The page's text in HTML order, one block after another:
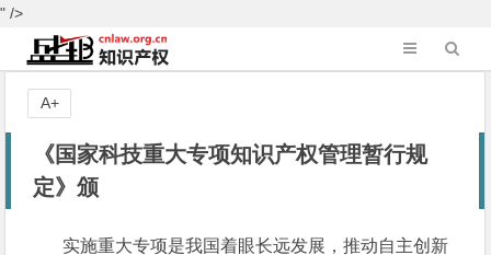
" />
《国家科技重大专项知识产权管理暂行规
定》颁
实施重大专项是我国着眼长远发展，推动自主创新
A+